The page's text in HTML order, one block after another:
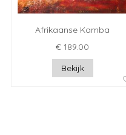
Afrikaanse Kamba
€ 189.00
Bekijk